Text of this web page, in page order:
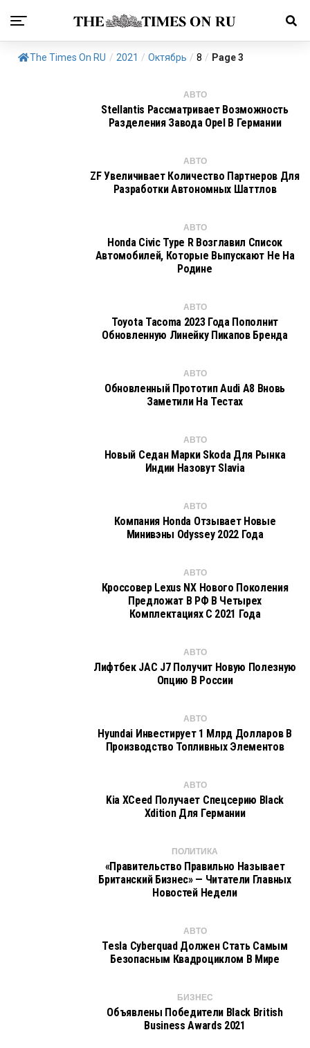
The Times On RU / 2021 / Октябрь / 8 / Page 3
АВТО
Stellantis Рассматривает Возможность
Разделения Завода Opel В Германии
АВТО
ZF Увеличивает Количество Партнеров Для
Разработки Автономных Шаттлов
АВТО
Honda Civic Type R Возглавил Список
Автомобилей, Которые Выпускают Не На
Родине
АВТО
Toyota Tacoma 2023 Года Пополнит
Обновленную Линейку Пикапов Бренда
АВТО
Обновленный Прототип Audi A8 Вновь
Заметили На Тестах
АВТО
Новый Седан Марки Skoda Для Рынка
Индии Назовут Slavia
АВТО
Компания Honda Отзывает Новые
Минивэны Odyssey 2022 Года
АВТО
Кроссовер Lexus NX Нового Поколения
Предложат В РФ В Четырех
Комплектациях С 2021 Года
АВТО
Лифтбек JAC J7 Получит Новую Полезную
Опцию В России
АВТО
Hyundai Инвестирует 1 Млрд Долларов В
Производство Топливных Элементов
АВТО
Kia XCeed Получает Спецсерию Black
Xdition Для Германии
ПОЛИТИКА
«Правительство Правильно Называет
Британский Бизнес» — Читатели Главных
Новостей Недели
АВТО
Tesla Cyberquad Должен Стать Самым
Безопасным Квадроциклом В Мире
БИЗНЕС
Объявлены Победители Black British
Business Awards 2021